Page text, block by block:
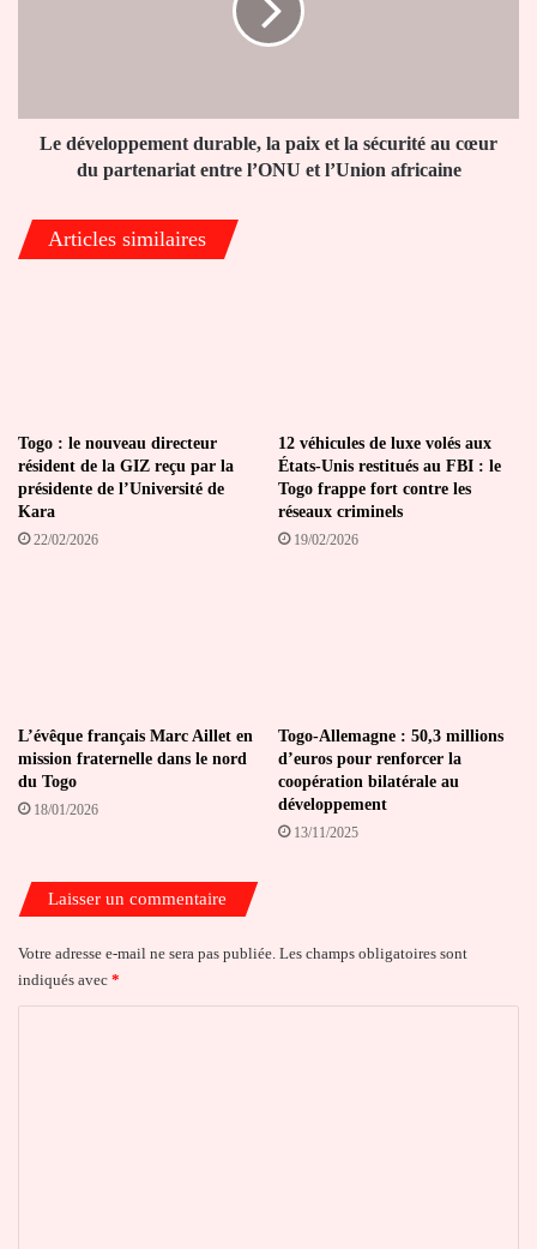
au
cœur
entre
l’ONU
Le développement durable, la paix et la sécurité au cœur
du partenariat entre l’ONU et l’Union africaine
Articles similaires
Togo : le nouveau directeur
résident de la GIZ reçu par la
présidente de l’Université de
Kara
22/02/2026
12 véhicules de luxe volés aux
États-Unis restitués au FBI : le
Togo frappe fort contre les
réseaux criminels
19/02/2026
L’évêque français Marc Aillet en
mission fraternelle dans le nord
du Togo
18/01/2026
Togo-Allemagne : 50,3 millions
d’euros pour renforcer la
coopération bilatérale au
développement
13/11/2025
Laisser un commentaire
Votre adresse e-mail ne sera pas publiée. Les champs obligatoires sont
indiqués avec *